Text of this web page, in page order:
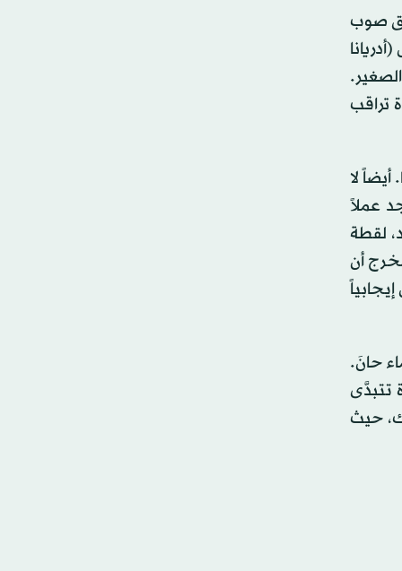
صوب
تراقب
أيضاً لا
عملاً
لقطة
أن
حانَ.
تتبدَّى
حيث